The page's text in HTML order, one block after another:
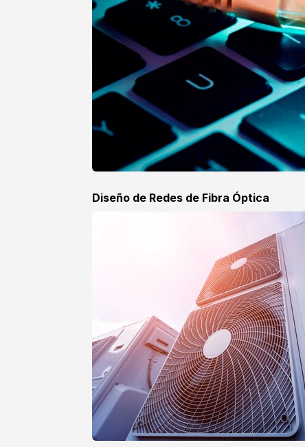
Diseño de Redes de Fibra Óptica